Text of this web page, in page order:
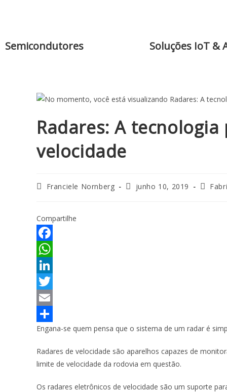
Semicondutores Soluções IoT &
Radares: A
velocidade
Franciele Nornberg junho 10, 2019
Compartilhe
F
a
c
e
b
o
k
W
h
a
s
p
L
n
k
d
T
w
i
t
E
m
i
S
a
Engana-se quem pensa que o sistema de um radar é
Radares de velocidade são aparelhos capazes de
limite de velocidade da rodovia em questão.
Os radares eletrônicos de velocidade são um suporte